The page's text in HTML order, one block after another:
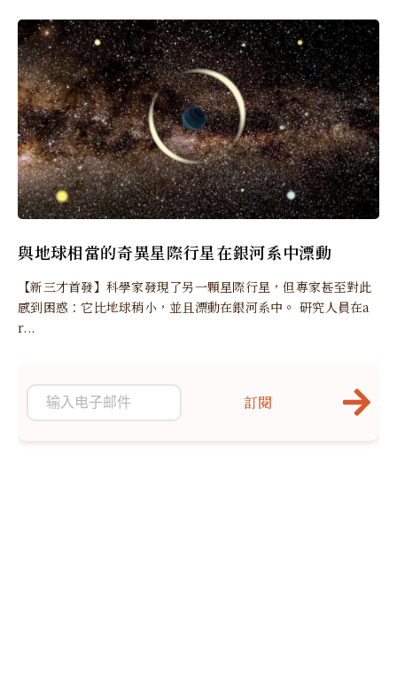
與地球相當的奇異星際行星在銀河系中漂動
【新三才首發】科學家發現了另一顆星際行星，但專家甚至對此
感到困惑：它比地球稍小，並且漂動在銀河系中。 研究人員在a
r...
訂閱